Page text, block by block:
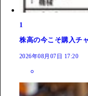
1
株高の今こそ購入チ
2026年08月07日 17:20